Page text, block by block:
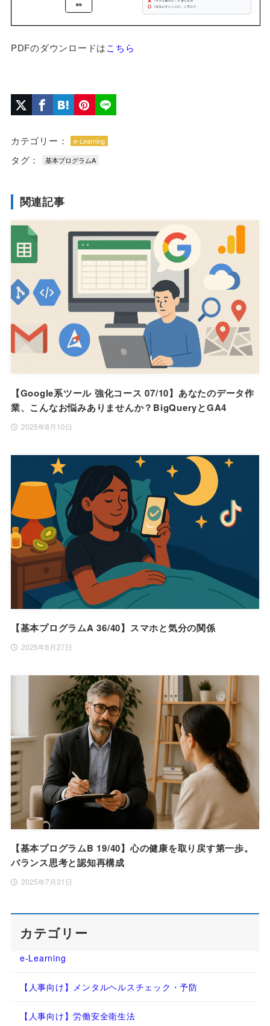
PDFのダウンロードはこちら
カテゴリー： e-Learning
タグ： 基本プログラムA
関連記事
【Google系ツール 強化コース 07/10】あなたのデータ作
業、こんなお悩みありませんか？BigQueryとGA4
2025年8月10日
【基本プログラムA 36/40】スマホと気分の関係
2025年6月27日
【基本プログラムB 19/40】心の健康を取り戻す第一歩。
バランス思考と認知再構成
2025年7月31日
カテゴリー
e-Learning
【人事向け】メンタルヘルスチェック・予防
【人事向け】労働安全衛生法